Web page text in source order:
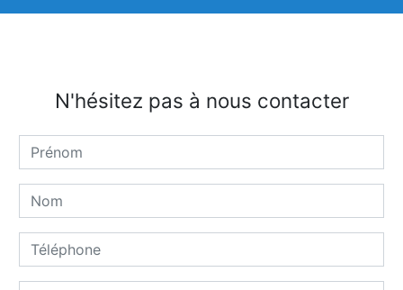
N'hésitez pas à nous contacter